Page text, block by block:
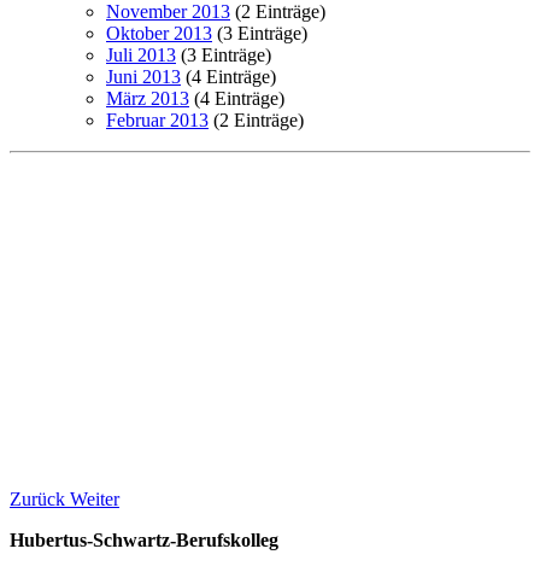
November 2013 (2 Einträge)
Oktober 2013 (3 Einträge)
Juli 2013 (3 Einträge)
Juni 2013 (4 Einträge)
März 2013 (4 Einträge)
Februar 2013 (2 Einträge)
Zurück Weiter
Hubertus-Schwartz-Berufskolleg